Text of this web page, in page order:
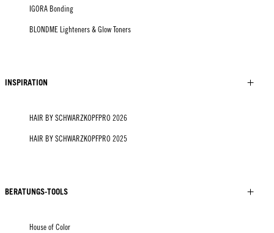
IGORA Bonding
BLONDME Lighteners & Glow Toners
INSPIRATION
HAIR BY SCHWARZKOPFPRO 2026
HAIR BY SCHWARZKOPFPRO 2025
BERATUNGS-TOOLS
House of Color